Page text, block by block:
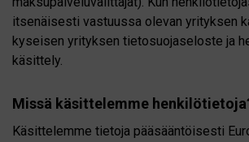
itsenäisesti vastuussa olevan yrityksen
kyseisen yrityksen tietosuojaseloste ja
käsittely.
Missä käsittelemme
Käsittelemme tietoja pääsääntöisesti